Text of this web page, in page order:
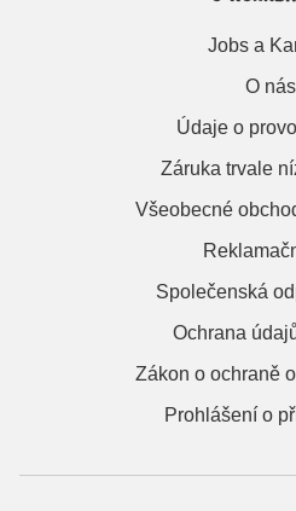
Jobs a
O nás
Údaje o
Záruka trvale
Všeobecné
Společenská
Ochrana
Zákon o ochraně
Prohlášení o